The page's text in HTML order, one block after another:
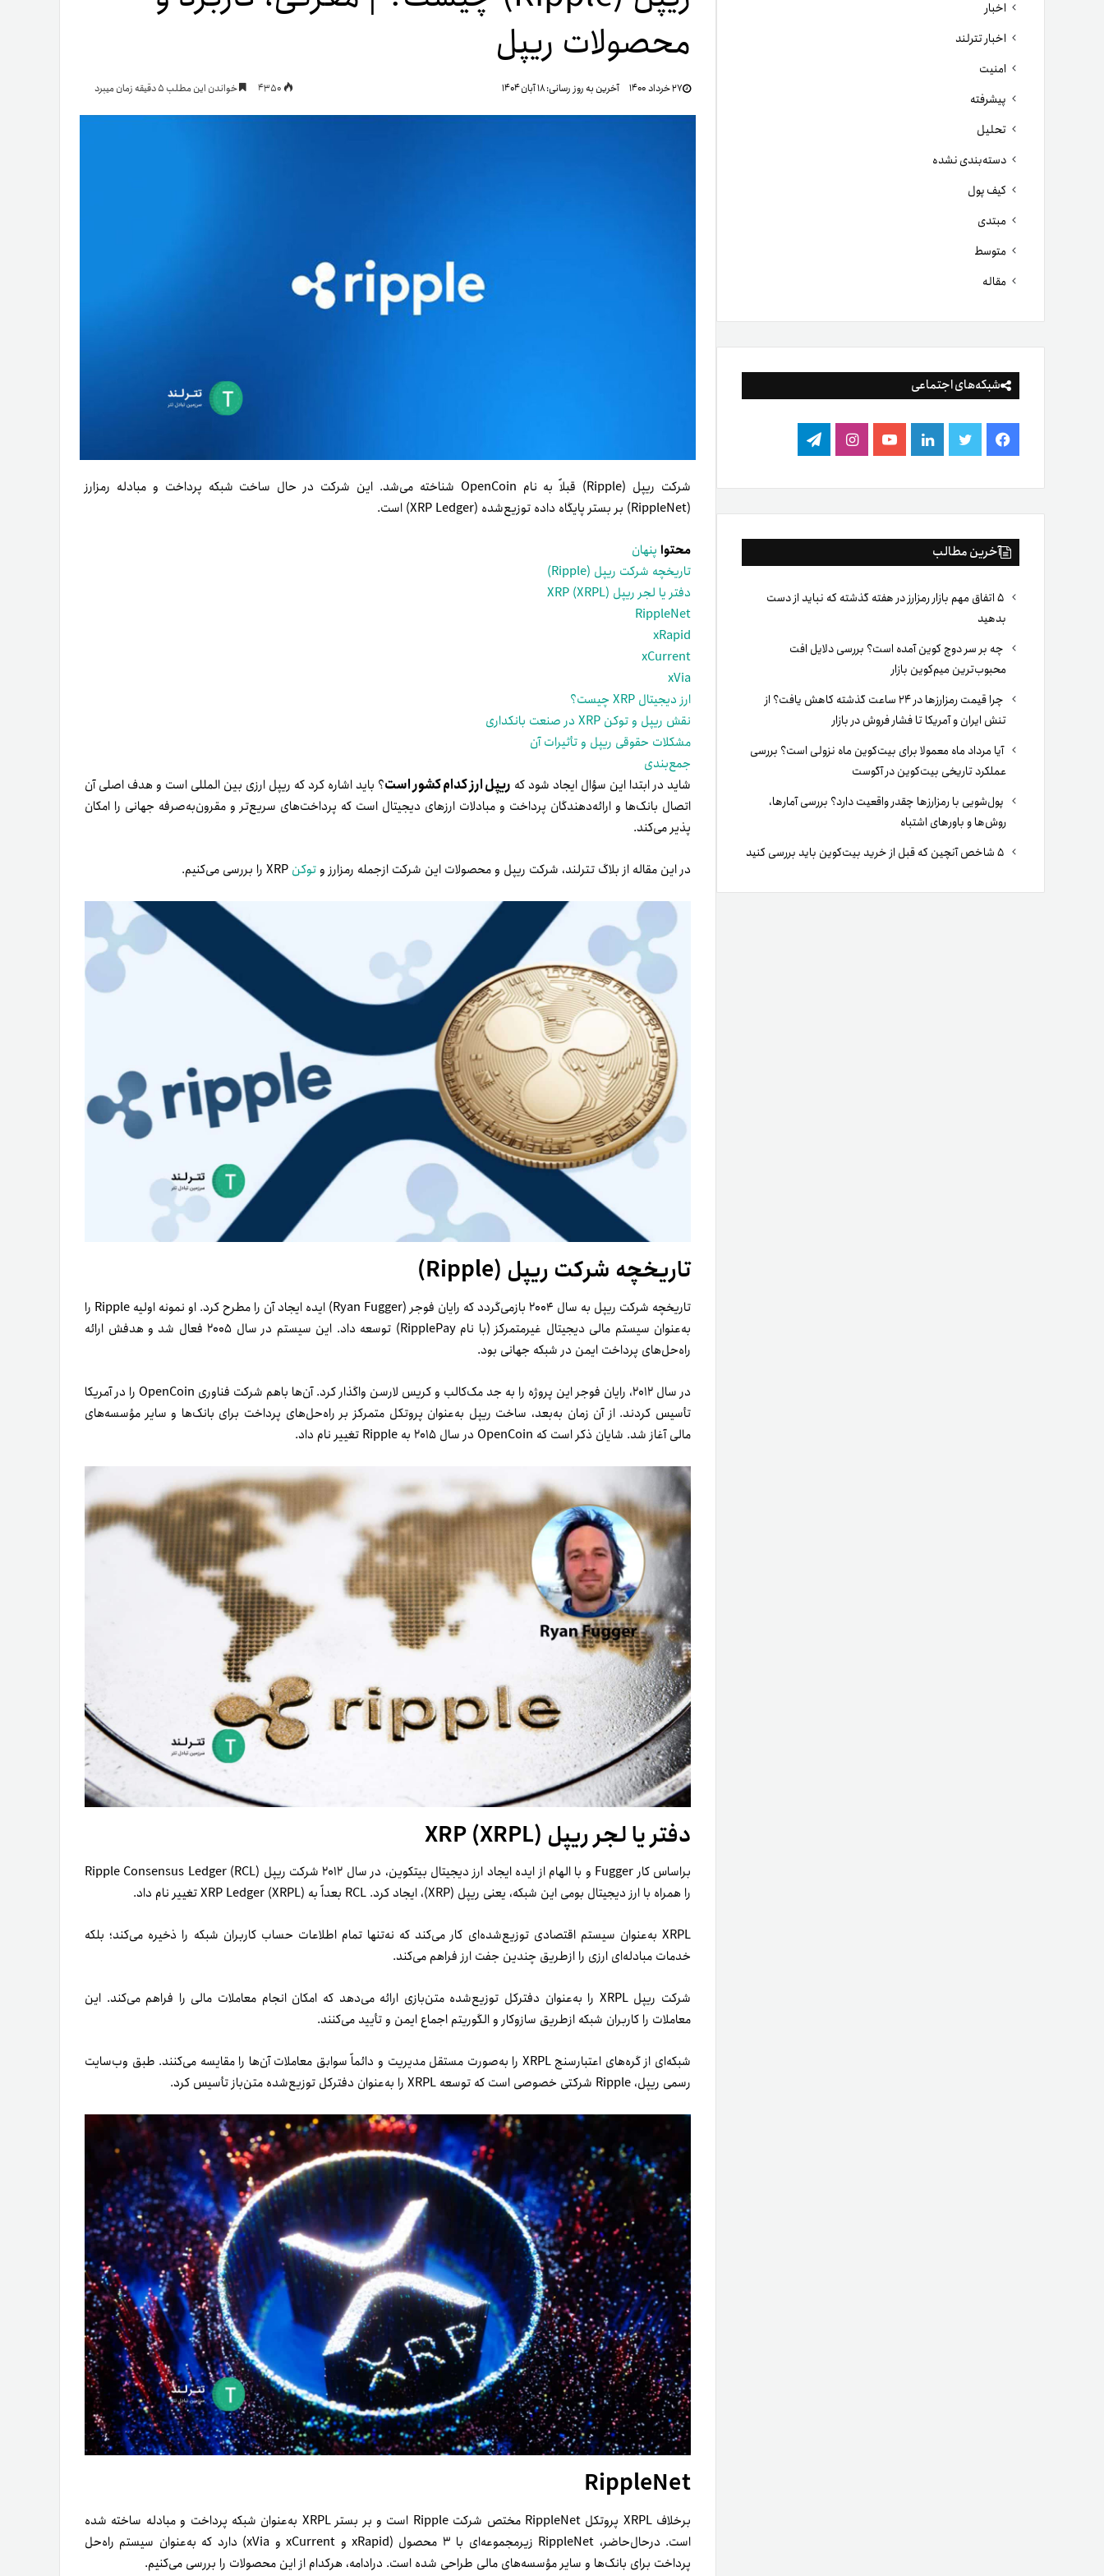
اخبار
اخبار تترلند
امنیت
پیشرفته
تحلیل
دسته‌بندی نشده
کیف پول
مبتدی
متوسط
مقاله
شبکه‌های اجتماعی
فیس
بوک
توییتر لینکدینیوتیوباینستاگرام
تلگرام
آخرین مطالب
۵ اتفاق مهم بازار رمزارز در هفته گذشته که نباید از دست
بدهید
چه بر سر دوج کوین آمده است؟ بررسی دلایل افت
محبوب‌ترین میم‌کوین بازار
چرا قیمت رمزارزها در ۲۴ ساعت گذشته کاهش یافت؟ از
تنش ایران و آمریکا تا فشار فروش در بازار
آیا مرداد ماه معمولا برای بیت‌کوین ماه نزولی است؟ بررسی
عملکرد تاریخی بیت‌کوین در آگوست
پول‌شویی با رمزارزها چقدر واقعیت دارد؟ بررسی آمارها،
روش‌ها و باورهای اشتباه
محصولات ریپل
۲۷ خرداد ۱۴۰۰ آخرین به روز رسانی:۱۸ آبان ۱۴۰۴ خواندن این مطلب 5 دقیقه زمان میبرد
شرکت ریپل (Ripple) قبلاً به‌ نام OpenCoin شناخته می‌شد. این شرکت در حال ساخت شبکه پرداخت و مبادله رمزارز
(RippleNet) بر بستر پایگاه داده توزیع‌شده (XRP Ledger) است.
محتوا پنهان
تاریخچه شرکت ریپل (Ripple)
دفتر یا لجر ریپل XRP (XRPL)
RippleNet
xRapid
xCurrent
xVia
ارز دیجیتال XRP چیست؟
نقش ریپل و توکن XRP در صنعت بانکداری
مشکلات حقوقی ریپل و تأثیرات آن
جمع‌بندی
شاید در ابتدا این سؤال ایجاد شود که ریپل ارز کدام کشور است؟ باید اشاره کرد که ریپل ارزی بین المللی است و هدف اصلی آن
اتصال بانک‌ها و ارائه‌دهندگان پرداخت و مبادلات ارزهای دیجیتال است که پرداخت‌های سریع‌تر و مقرون‌به‌صرفه جهانی را امکان
پذیر می‌کند.
در این مقاله از بلاگ تترلند، شرکت ریپل و محصولات این شرکت ازجمله رمزارز و توکن
تاریخچه شرکت ریپل (Ripple)
تاریخچه شرکت ریپل به سال ۲۰۰۴ بازمی‌گردد که رایان فوجر (Ryan Fugger) ایده ایجاد آن را مطرح کرد. او نمونه اولیه Ripple را
به‌عنوان سیستم مالی دیجیتال غیرمتمرکز (‌با نام RipplePay) توسعه داد. این سیستم در سال ۲۰۰۵ فعال شد و هدفش ارائه
راه‌حل‌های پرداخت ایمن در شبکه جهانی بود.
در سال ۲۰۱۲، رایان فوجر این پروژه را به جد مک‌کالب و کریس لارسن واگذار کرد. آ‌ن‌ها با‌هم شرکت فناوری OpenCoin را در آمریکا
تأسیس کردند. از آن زمان به‌بعد، ساخت ریپل به‌عنوان پروتکل متمرکز بر راه‌حل‌های پرداخت برای بانک‌ها و سایر مؤسسه‌های
مالی آغاز شد. شایان ذکر است که OpenCoin در سال ۲۰۱۵ به Ripple تغییر نام داد.
دفتر یا لجر ریپل XRP (XRPL)
براساس کار Fugger و با الهام از ایده ایجاد ارز دیجیتال بیتکوین، در سال ۲۰۱۲ شرکت ریپل Ripple Consensus Ledger (RCL)
را همراه با ارز دیجیتال بومی این شبکه، یعنی ریپل (XRP)، ایجاد کرد. RCL بعداً به XRP Ledger (XRPL) تغییر نام داد.
XRPL به‌عنوان سیستم اقتصادی توزیع‌شده‌ای کار می‌کند که نه‌تنها تمام اطلاعات حساب کاربران شبکه را ذخیره می‌کند؛ بلکه
خدمات مبادله‌ای ارزی را از‌طریق چندین جفت ارز فراهم می‌کند.
شرکت ریپل XRPL را به‌عنوان دفترکل توزیع‌شده متن‌بازی ارائه می‌دهد که امکان انجام معاملات مالی را فراهم می‌کند. این
معاملات را کاربران شبکه از‌طریق ساز‌و‌کار و الگوریتم اجماع ایمن و تأیید می‌کنند.
شبکه‌ای از گره‌های اعتبارسنج XRPL را به‌صورت مستقل مدیریت و دائماً سوابق معاملات آن‌ها را مقایسه می‌کنند. طبق وب‌سایت
رسمی ریپل، Ripple شرکتی خصوصی است که توسعه XRPL را به‌عنوان دفترکل توزیع‌شده متن‌باز تأسیس کرد.
RippleNet
برخلاف XRPL پروتکل RippleNet مختص شرکت Ripple است و بر بستر XRPL به‌عنوان شبکه پرداخت و مبادله ساخته شده
است. در‌حال‌حاضر، RippleNet زیر‌مجموعه‌ای با ۳ محصول (xRapid و xCurrent و xVia) دارد که به‌عنوان سیستم راه‌حل
پرداخت برای بانک‌ها و سایر مؤسسه‌های مالی طراحی شده است. در‌ادامه، هر‌کدام از این محصولات را بررسی می‌کنیم.